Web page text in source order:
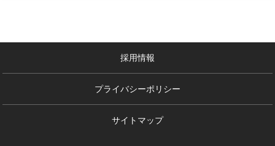
採用情報
プライバシーポリシー
サイトマップ